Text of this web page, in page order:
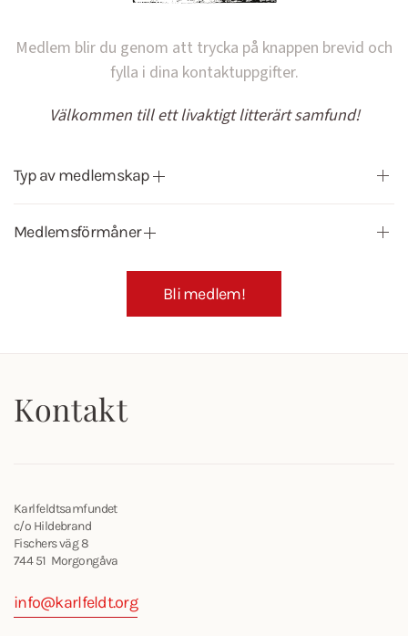
Medlem blir du genom att trycka på knappen brevid och
fylla i dina kontaktuppgifter.
Välkommen till ett livaktigt litterärt samfund!
Typ av medlemskap
Medlemsförmåner
Bli medlem!
Kontakt
Karlfeldtsamfundet
c/o Hildebrand
Fischers väg 8
744 51 Morgongåva
info@karlfeldt.org